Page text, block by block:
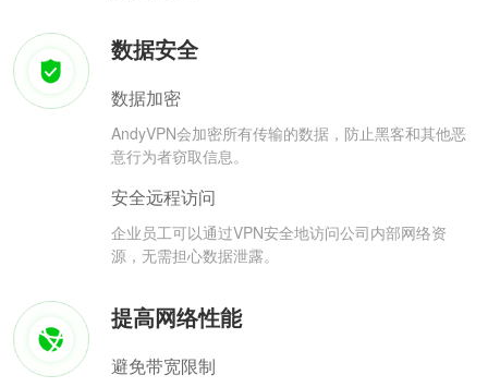
数据安全
数据加密
AndyVPN会加密所有传输的数据，防止黑客和其他恶
意行为者窃取信息。
安全远程访问
企业员工可以通过VPN安全地访问公司内部网络资
源，无需担心数据泄露。
提高网络性能
避免带宽限制